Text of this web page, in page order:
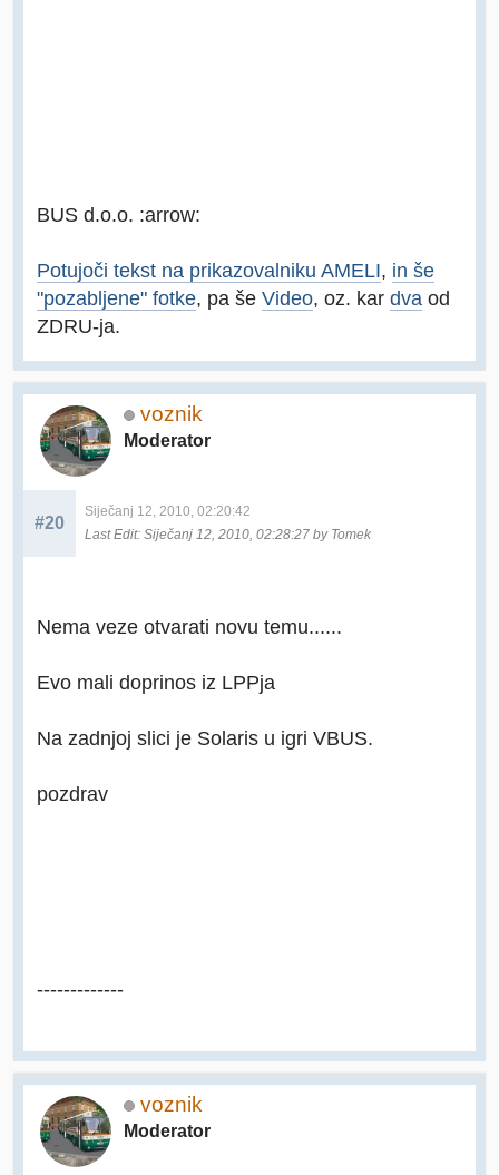
BUS d.o.o. :arrow:
Potujoči tekst na prikazovalniku AMELI, in še
"pozabljene" fotke, pa še Video, oz. kar dva od
ZDRU-ja.
voznik
Moderator
#20
Siječanj 12, 2010, 02:20:42
Last Edit: Siječanj 12, 2010, 02:28:27 by Tomek
Nema veze otvarati novu temu......
Evo mali doprinos iz LPPja
Na zadnjoj slici je Solaris u igri VBUS.
pozdrav
-------------
voznik
Moderator